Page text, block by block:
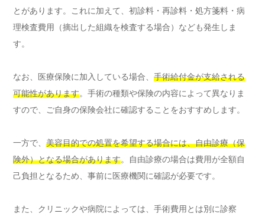
とがあります。これに加えて、初診料・再診料・処方箋料・病
理検査費用（摘出した組織を検査する場合）なども発生しま
す。
なお、医療保険に加入している場合、 手術給付金が支給される
可能性があります。手術の種類や保険の内容によって異なりま
すので、ご自身の保険会社に確認することをおすすめします。
一方で、 美容目的での処置を希望する場合には、自由診療（保
険外）となる場合があります。自由診療の場合は費用が全額自
己負担となるため、事前に医療機関に確認が必要です。
また、クリニックや病院によっては、手術費用とは別に診察